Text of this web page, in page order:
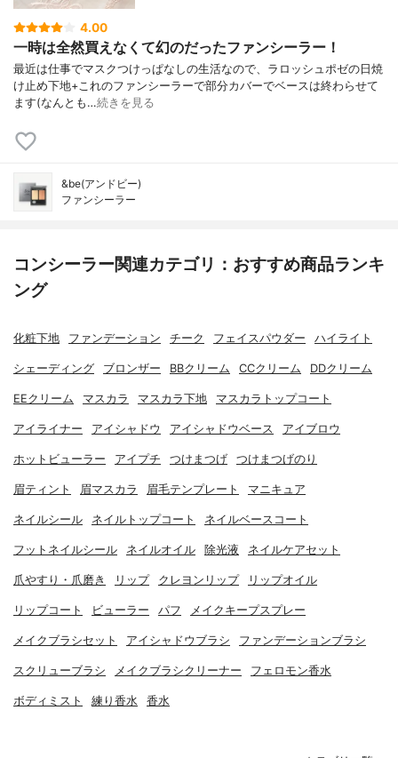
4.00
一時は全然買えなくて幻のだったファンシーラー！
最近は仕事でマスクつけっぱなしの生活なので、ラロッシュポゼの日焼
け止め下地+これのファンシーラーで部分カバーでベースは終わらせて
ます(なんとも…続きを見る
&be(アンドビー)
ファンシーラー
コンシーラー関連カテゴリ：おすすめ商品ランキ
ング
化粧下地 ファンデーション チーク フェイスパウダー ハイライト
シェーディング ブロンザー BBクリーム CCクリーム DDクリーム
EEクリーム マスカラ マスカラ下地 マスカラトップコート
アイライナー アイシャドウ アイシャドウベース アイブロウ
ホットビューラー アイプチ つけまつげ つけまつげのり
眉ティント 眉マスカラ 眉毛テンプレート マニキュア
ネイルシール ネイルトップコート ネイルベースコート
フットネイルシール ネイルオイル 除光液 ネイルケアセット
爪やすり・爪磨き リップ クレヨンリップ リップオイル
リップコート ビューラー パフ メイクキープスプレー
メイクブラシセット アイシャドウブラシ ファンデーションブラシ
スクリューブラシ メイクブラシクリーナー フェロモン香水
ボディミスト 練り香水 香水